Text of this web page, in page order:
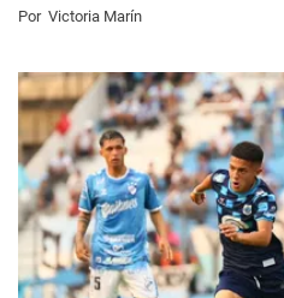
Por Victoria Marín